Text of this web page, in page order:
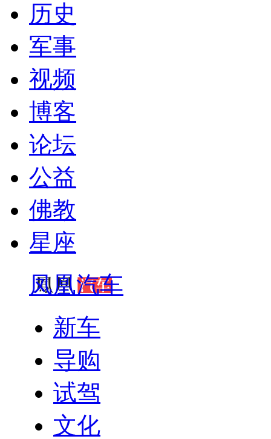
历史
军事
视频
博客
论坛
公益
佛教
星座
凤凰汽车
新车
导购
试驾
文化